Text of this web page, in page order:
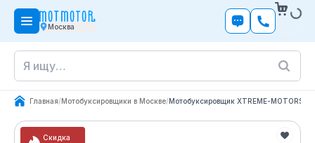
Москва
Главная/Мотобуксировщики в Москве/Мотобуксировщик XTREME-MOTORS
Скидка